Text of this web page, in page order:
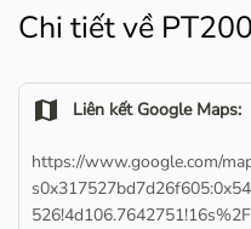
Chi tiết về
map Liên kết Google Maps:
https://www.google.com/